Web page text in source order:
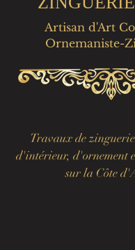
Artisan d'Art
Ornemaniste-
Travaux de
d'intérieur, d'ornement
sur la Côte